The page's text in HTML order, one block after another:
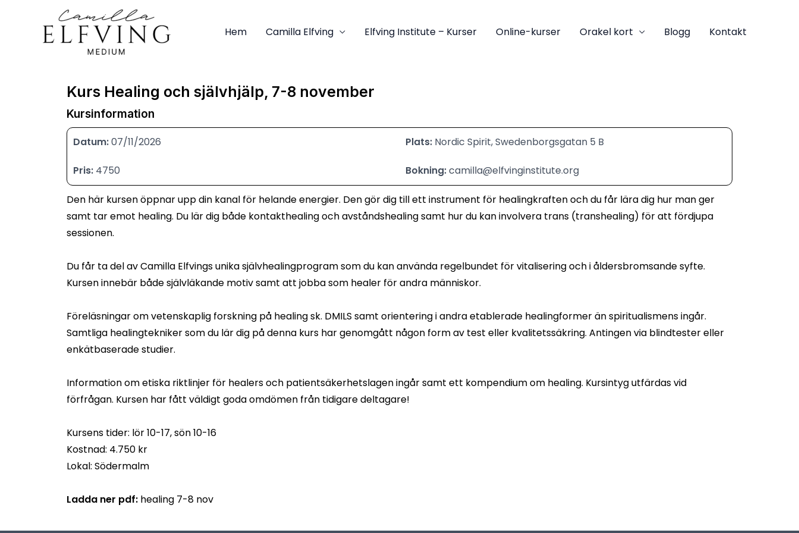
Hem Camilla Elfving Elfving Institute – Kurser Online-kurser Orakel kort Blogg Kontakt
Kurs Healing och självhjälp, 7-8 november
Kursinformation
Datum:07/11/2026
Pris: 4750
Plats: Nordic Spirit, Swedenborgsgatan 5 B
Bokning:camilla@elfvinginstitute.org
Den här kursen öppnar upp din kanal för helande energier. Den gör dig till ett instrument för healingkraften och du får lära dig hur man ger
samt tar emot healing. Du lär dig både kontakthealing och avståndshealing samt hur du kan involvera trans (transhealing) för att fördjupa
sessionen.
Du får ta del av Camilla Elfvings unika självhealingprogram som du kan använda regelbundet för vitalisering och i åldersbromsande syfte.
Kursen innebär både självläkande motiv samt att jobba som healer för andra människor.
Föreläsningar om vetenskaplig forskning på healing sk. DMILS samt orientering i andra etablerade healingformer än spiritualismens ingår.
Samtliga healingtekniker som du lär dig på denna kurs har genomgått någon form av test eller kvalitetssäkring. Antingen via blindtester eller
enkätbaserade studier.
Information om etiska riktlinjer för healers och patientsäkerhetslagen ingår samt ett kompendium om healing. Kursintyg utfärdas vid
förfrågan. Kursen har fått väldigt godaomdömen från tidigare deltagare!
Kursens tider: lör 10-17, sön 10-16
Kostnad: 4.750 kr
Lokal: Södermalm
Ladda ner pdf: healing 7-8 nov